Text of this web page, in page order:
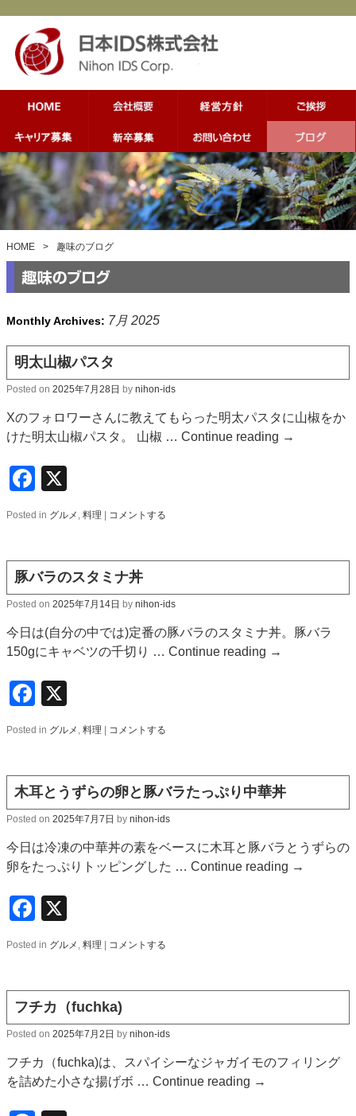
HOME > 趣味のブログ
Monthly Archives: 7月 2025
明太山椒パスタ
Posted on 2025年7月28日 by nihon-ids
Xのフォロワーさんに教えてもらった明太パスタに山椒をか
けた明太山椒パスタ。 山椒 … Continue reading →
Facebook
Posted in グルメ , 料理 コメントする
豚バラのスタミナ丼
Posted on 2025年7月14日 by nihon-ids
今日は(自分の中では)定番の豚バラのスタミナ丼。豚バラ
150gにキャベツの千切り … Continue reading →
Facebook
Posted in グルメ , 料理 コメントする
木耳とうずらの卵と豚バラたっぷり中華丼
Posted on 2025年7月7日 by nihon-ids
今日は冷凍の中華丼の素をベースに木耳と豚バラとうずらの
卵をたっぷりトッピングした … Continue reading →
Facebook
Posted in グルメ , 料理 コメントする
フチカ（fuchka)
Posted on 2025年7月2日 by nihon-ids
フチカ（fuchka)は、スパイシーなジャガイモのフィリング
を詰めた小さな揚げボ … Continue reading →